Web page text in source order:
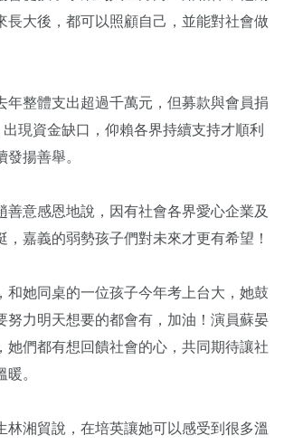
長大後，都可以照顧自己，並能對社會做
年整體支出超過千萬元，但募款與會員捐
現資金缺口，仰賴各界持續支持才順利
揚善舉。
善意感恩地說，因有社會各界愛心企業及
，嘉義的弱勢孩子們對未來才更有希望！
和她同桌的一位孩子今年考上台大，她鼓
努力明天想要的都會有，加油！演員蘇晏
她們都有想回饋社會的心，共同期待讓社
。
林湘貿說，在培英讓她可以感受到很多溫